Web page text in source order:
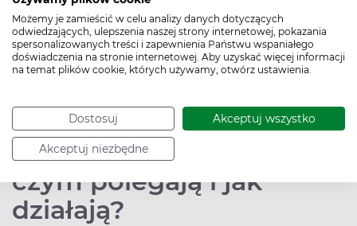
Możemy je zamieścić w celu analizy danych dotyczących
odwiedzających, ulepszenia naszej strony internetowej, pokazania
spersonalizowanych treści i zapewnienia Państwu wspaniałego
doświadczenia na stronie internetowej. Aby uzyskać więcej informacji
na temat plików cookie, których używamy, otwórz ustawienia.
Dostosuj Akceptuj wszystko
Akceptuj niezbędne
plemnikobójcze.
Pokaż więcej
Naturalne metody
planowania rodziny – na
czym polegają i jak
działają?